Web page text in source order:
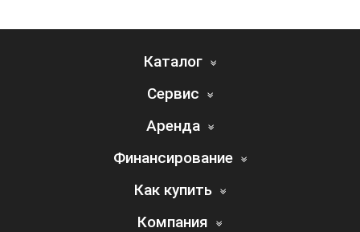
Каталог
Сервис
Аренда
Финансирование
Как купить
Компания